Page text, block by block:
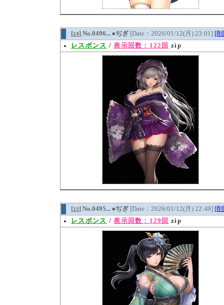
[14] No.0496... ■ぢぎ [Date：2026/01/12(月) 23:01] [
レスポンス /表示回数：122回 zip
[15] No.0495... ■ぢぎ [Date：2026/01/12(月) 22:49] [
レスポンス /表示回数：129回 zip